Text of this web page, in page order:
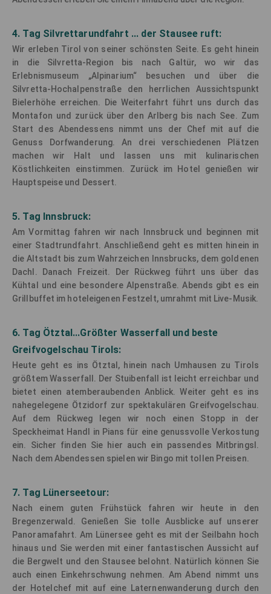
4. Tag Silvrettarundfahrt ... der Stausee ruft:
Wir erleben Tirol von seiner schönsten Seite. Es geht hinein
in die Silvretta-Region bis nach Galtür, wo wir das
Erlebnismuseum „Alpinarium“ besuchen und über die
Silvretta-Hochalpenstraße den herrlichen Aussichtspunkt
Bielerhöhe erreichen. Die Weiterfahrt führt uns durch das
Montafon und zurück über den Arlberg bis nach See. Zum
Start des Abendessens nimmt uns der Chef mit auf die
Genuss Dorfwanderung. An drei verschiedenen Plätzen
machen wir Halt und lassen uns mit kulinarischen
Köstlichkeiten einstimmen. Zurück im Hotel genießen wir
Hauptspeise und Dessert.
5. Tag Innsbruck:
Am Vormittag fahren wir nach Innsbruck und beginnen mit
einer Stadtrundfahrt. Anschließend geht es mitten hinein in
die Altstadt bis zum Wahrzeichen Innsbrucks, dem goldenen
Dachl. Danach Freizeit. Der Rückweg führt uns über das
Kühtal und eine besondere Alpenstraße. Abends gibt es ein
Grillbuffet im hoteleigenen Festzelt, umrahmt mit Live-Musik.
6. Tag Ötztal...Größter Wasserfall und beste
Greifvogelschau Tirols:
Heute geht es ins Ötztal, hinein nach Umhausen zu Tirols
größtem Wasserfall. Der Stuibenfall ist leicht erreichbar und
bietet einen atemberaubenden Anblick. Weiter geht es ins
nahegelegene Ötzidorf zur spektakulären Greifvogelschau.
Auf dem Rückweg legen wir noch einen Stopp in der
Speckheimat Handl in Pians für eine genussvolle Verkostung
ein. Sicher finden Sie hier auch ein passendes Mitbringsl.
Nach dem Abendessen spielen wir Bingo mit tollen Preisen.
7. Tag Lünerseetour:
Nach einem guten Frühstück fahren wir heute in den
Bregenzerwald. Genießen Sie tolle Ausblicke auf unserer
Panoramafahrt. Am Lünersee geht es mit der Seilbahn hoch
hinaus und Sie werden mit einer fantastischen Aussicht auf
die Bergwelt und den Stausee belohnt. Natürlich können Sie
auch einen Einkehrschwung nehmen. Am Abend nimmt uns
der Hotelchef mit auf eine Laternenwanderung durch den